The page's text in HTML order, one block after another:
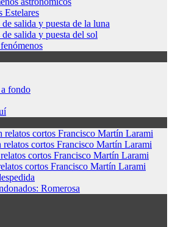
Estelares
salida y puesta de la luna
salida y puesta del sol
fondo
relatos cortos Francisco Martín Larami
relatos cortos Francisco Martín Larami
cortos Francisco Martín Larami
cortos Francisco Martín Larami
Romerosa